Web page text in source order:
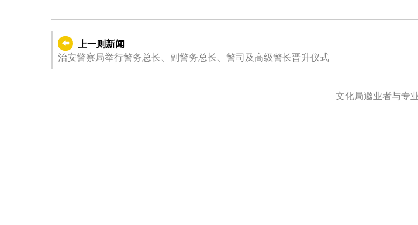
上一则新闻
治安警察局举行警务总长、副警务总长、警司及高级警长晋升仪式
文化局邀业者与专